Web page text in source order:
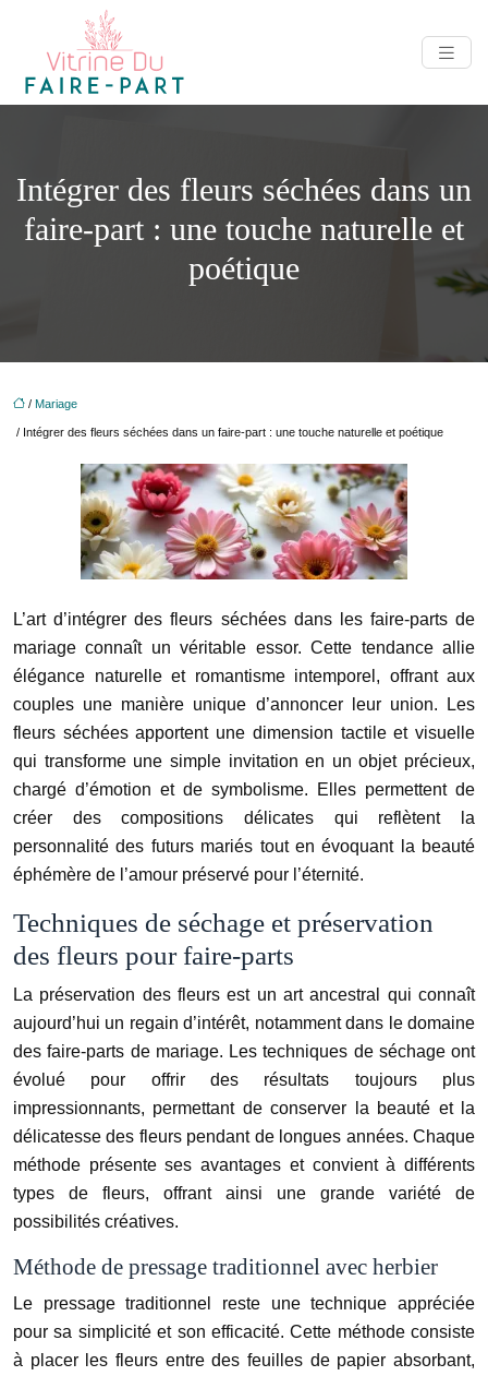
Intégrer des fleurs séchées dans un
faire-part : une touche naturelle et
poétique
/ Mariage
/ Intégrer des fleurs séchées dans un faire-part : une touche naturelle et poétique
L’art d’intégrer des fleurs séchées dans les faire-parts de
mariage connaît un véritable essor. Cette tendance allie
élégance naturelle et romantisme intemporel, offrant aux
couples une manière unique d’annoncer leur union. Les
fleurs séchées apportent une dimension tactile et visuelle
qui transforme une simple invitation en un objet précieux,
chargé d’émotion et de symbolisme. Elles permettent de
créer des compositions délicates qui reflètent la
personnalité des futurs mariés tout en évoquant la beauté
éphémère de l’amour préservé pour l’éternité.
Techniques de séchage et préservation
des fleurs pour faire-parts
La préservation des fleurs est un art ancestral qui connaît
aujourd’hui un regain d’intérêt, notamment dans le domaine
des faire-parts de mariage. Les techniques de séchage ont
évolué pour offrir des résultats toujours plus
impressionnants, permettant de conserver la beauté et la
délicatesse des fleurs pendant de longues années. Chaque
méthode présente ses avantages et convient à différents
types de fleurs, offrant ainsi une grande variété de
possibilités créatives.
Méthode de pressage traditionnel avec herbier
Le pressage traditionnel reste une technique appréciée
pour sa simplicité et son efficacité. Cette méthode consiste
à placer les fleurs entre des feuilles de papier absorbant,